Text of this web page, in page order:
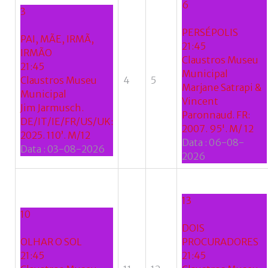
3
PAI, MÃE, IRMÃ,
IRMÃO
21:45
Claustros Museu
Municipal
Jim Jarmusch.
DE/IT/IE/FR/US/UK:
2025. 110’. M/12
Data : 03-08-2026
4 5
6
PERSÉPOLIS
21:45
Claustros Museu
Municipal
Marjane Satrapi &
Vincent
Paronnaud. FR:
2007. 95'. M/ 12
Data : 06-08-
2026
10
OLHAR O SOL
21:45
13
DOIS
PROCURADORES
21:45